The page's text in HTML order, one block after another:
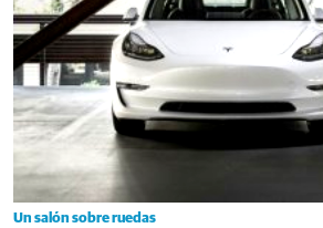
Un salón sobre ruedas